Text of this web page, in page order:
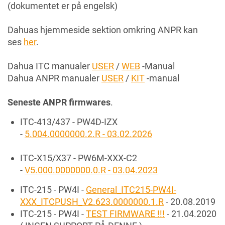
(dokumentet er på engelsk)
Dahuas hjemmeside sektion omkring ANPR kan
ses her.
Dahua ITC manualer USER /WEB-Manual
Dahua ANPR manualer USER / KIT-manual
Seneste ANPR firmwares.
ITC-413/437 - PW4D-IZX
- 5.004.0000000.2.R - 03.02.2026
ITC-X15/X37 - PW6M-XXX-C2
-V5.000.0000000.0.R - 03.04.2023
ITC-215 - PW4I - General_ITC215-PW4I-
XXX_ITCPUSH_V2.623.0000000.1.R- 20.08.2019
ITC-215 - PW4I -TEST FIRMWARE !!! - 21.04.2020